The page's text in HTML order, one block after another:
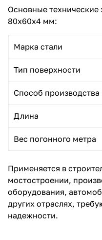
Основные технические
80х60х4 мм:
Марка стали
Тип поверхности
Способ производства
Длина
Вес погонного метра
Применяется в
мостостроении,
оборудования,
других отраслях,
надежности.